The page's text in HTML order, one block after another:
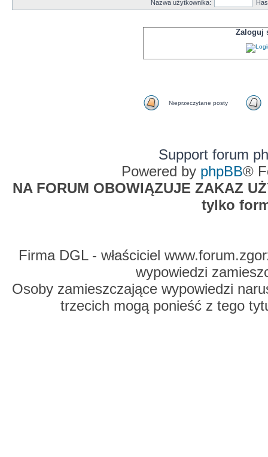
Nazwa użytkownika:
Zaloguj
Nieprzeczytane posty
Support forum
Powered by phpBB®
NA FORUM OBOWIĄZUJE ZAKAZ
tylko
Firma DGL - właściciel
wypowiedzi
Osoby zamieszczające wypowiedzi
trzecich mogą ponieść z tego